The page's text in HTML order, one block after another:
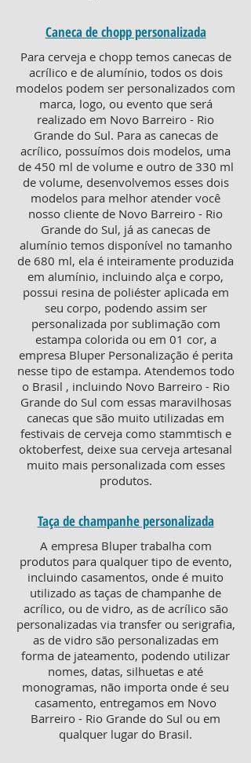
Caneca de chopp personalizada
Para cerveja e chopp temos canecas de
acrílico e de alumínio, todos os dois
modelos podem ser personalizados com
marca, logo, ou evento que será
realizado em Novo Barreiro - Rio
Grande do Sul. Para as canecas de
acrílico, possuímos dois modelos, uma
de 450 ml de volume e outro de 330 ml
de volume, desenvolvemos esses dois
modelos para melhor atender você
nosso cliente de Novo Barreiro - Rio
Grande do Sul, já as canecas de
alumínio temos disponível no tamanho
de 680 ml, ela é inteiramente produzida
em alumínio, incluindo alça e corpo,
possui resina de poliéster aplicada em
seu corpo, podendo assim ser
personalizada por sublimação com
estampa colorida ou em 01 cor, a
empresa Bluper Personalização é perita
nesse tipo de estampa. Atendemos todo
o Brasil , incluindo Novo Barreiro - Rio
Grande do Sul com essas maravilhosas
canecas que são muito utilizadas em
festivais de cerveja como stammtisch e
oktoberfest, deixe sua cerveja artesanal
muito mais personalizada com esses
produtos.
Taça de champanhe personalizada
A empresa Bluper trabalha com
produtos para qualquer tipo de evento,
incluindo casamentos, onde é muito
utilizado as taças de champanhe de
acrílico, ou de vidro, as de acrílico são
personalizadas via transfer ou serigrafia,
as de vidro são personalizadas em
forma de jateamento, podendo utilizar
nomes, datas, silhuetas e até
monogramas, não importa onde é seu
casamento, entregamos em Novo
Barreiro - Rio Grande do Sul ou em
qualquer lugar do Brasil.